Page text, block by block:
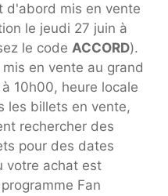
d'abord mis en vente
le jeudi 27 juin à
le code ACCORD).
en vente au grand
10h00, heure locale
les billets en vente,
rechercher des
pour des dates
votre achat est
Fan